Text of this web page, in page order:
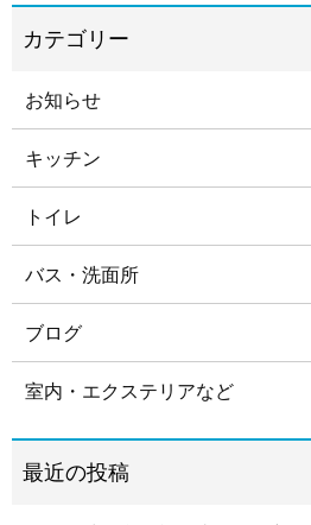
お知らせ
キッチン
トイレ
バス・洗面所
ブログ
室内・エクステリアなど